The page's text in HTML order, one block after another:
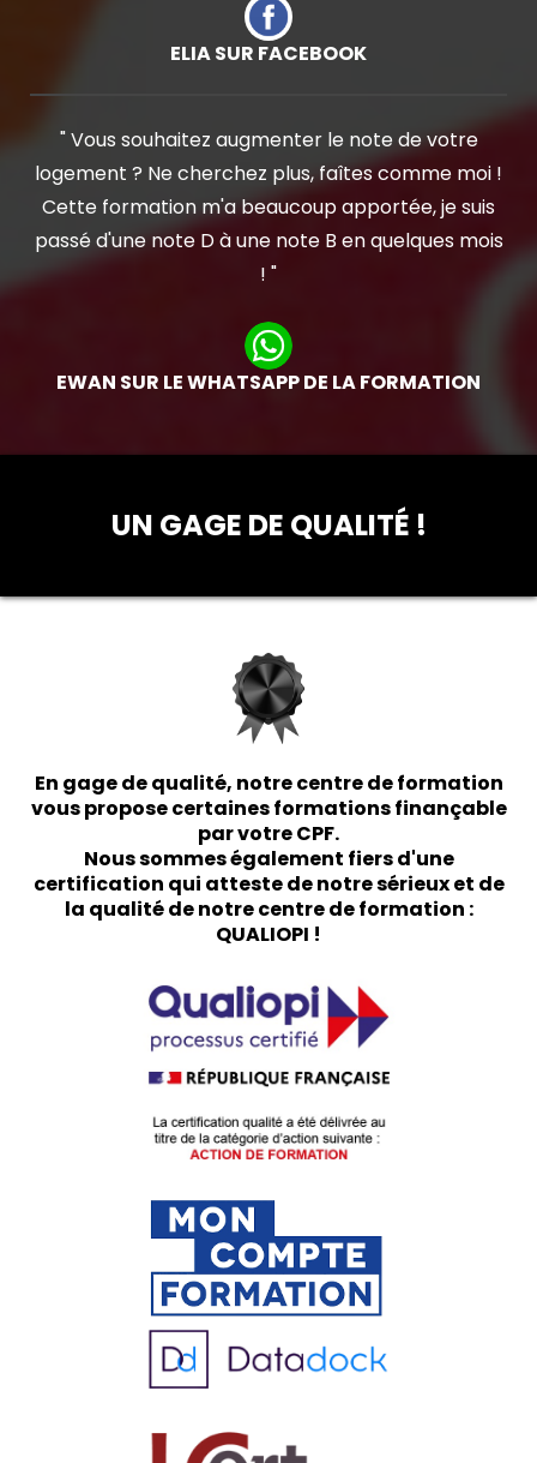
ELIA SUR FACEBOOK
" Vous souhaitez augmenter le note de votre
logement ? Ne cherchez plus, faîtes comme moi !
Cette formation m'a beaucoup apportée, je suis
passé d'une note D à une note B en quelques mois
! "
EWAN SUR LE WHATSAPP DE LA FORMATION
UN GAGE DE QUALITÉ !
En gage de qualité, notre centre de formation
vous propose certaines formations finançable
par votre CPF.
Nous sommes également fiers d'une
certification qui atteste de notre sérieux et de
la qualité de notre centre de formation :
QUALIOPI !